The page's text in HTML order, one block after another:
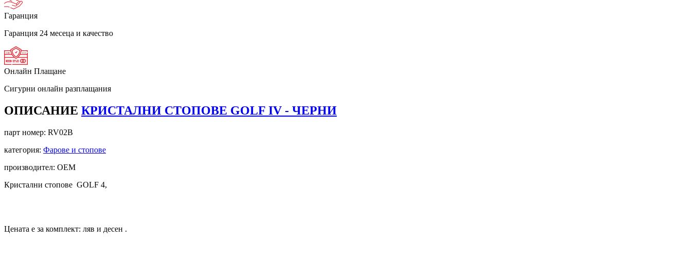
Гаранция
Гаранция 24 месеца и качество
Онлайн Плащане
Сигурни онлайн разплащания
ОПИСАНИЕ КРИСТАЛНИ СТОПОВЕ GOLF IV - ЧЕРНИ
парт номер: RV02B
категория: Фарове и стопове
производител: OEM
Кристални стопове GOLF 4,
Цената е за комплект: ляв и десен .